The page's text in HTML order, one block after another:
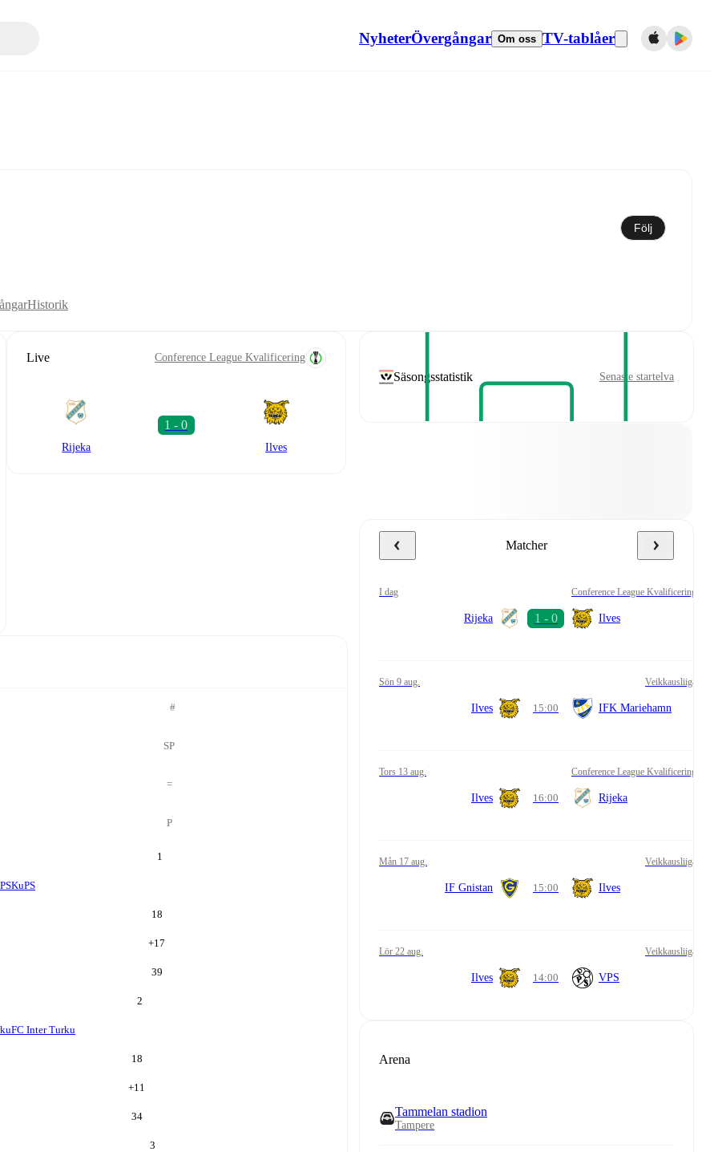
NyheterÖvergångar Om oss TV-tablåer
Följ
Historik
Live Conference League Kvalificering
Rijeka Ilves
#
SP
=
P
1
KuPS
18
+17
39
2
FC Inter Turku
18
+11
34
3
Säsongsstatistik Senaste startelva
Matcher
i dag Conference League Kvalificering
Rijeka Ilves
sön 9 aug. Veikkausliiga
Ilves 15:00 IFK Mariehamn
tors 13 aug. Conference League Kvalificering
Ilves 16:00 Rijeka
mån 17 aug. Veikkausliiga
IF Gnistan 15:00 Ilves
lör 22 aug. Veikkausliiga
Ilves 14:00 VPS
Arena
Tammelan stadion
Tampere